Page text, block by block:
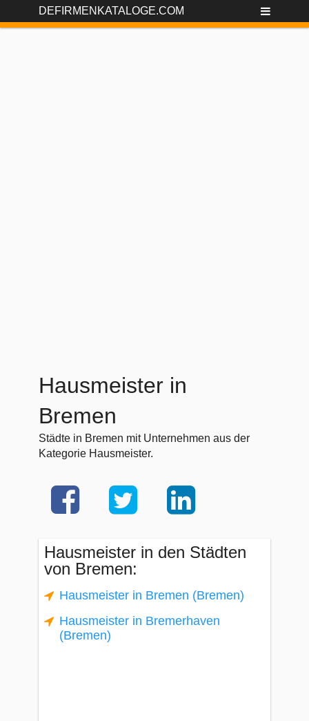
DEFIRMENKATALOGE.COM
Hausmeister in
Bremen
Städte in Bremen mit Unternehmen aus der
Kategorie Hausmeister.
Hausmeister in den Städten
von Bremen:
Hausmeister in Bremen (Bremen)
Hausmeister in Bremerhaven
(Bremen)